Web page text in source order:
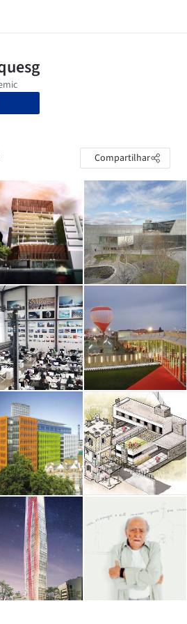
Compartilhar